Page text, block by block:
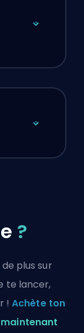
?
plus sur
te lancer,
!Achète ton